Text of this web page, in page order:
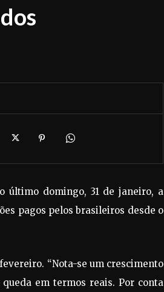
último domingo, 31 de janeiro, a
pagos pelos brasileiros desde o
“Nota-se um crescimento
em termos reais. Por conta